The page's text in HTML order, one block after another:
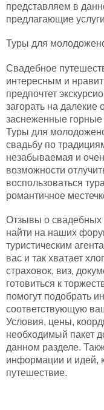
представляем в
предлагающие
Туры для
Свадебное
интересным и
предпочтет
загорать на далекие
заснеженные
Туры для
свадьбу по
незабываемая и
возможности
воспользоваться
романтичное
Отзывы о свадебных
найти на наших
туристическим
вас и так хватает
страховок, виз,
готовиться к
помогут подобрать
соответствующую
Условия, цены,
необходимый пакет
данном разделе.
информации и идей,
путешествие.